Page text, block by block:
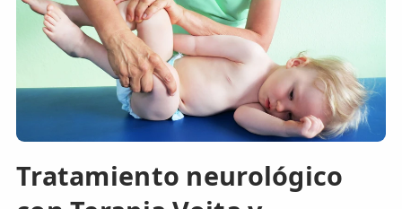
Tratamiento neurológico